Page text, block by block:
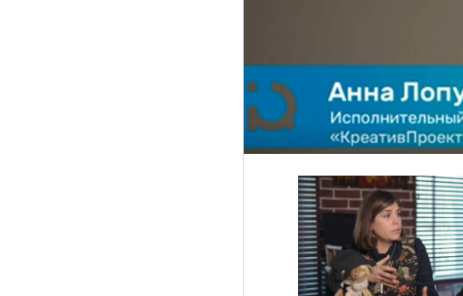
Интеллектуальная собственность и креативные индустрии